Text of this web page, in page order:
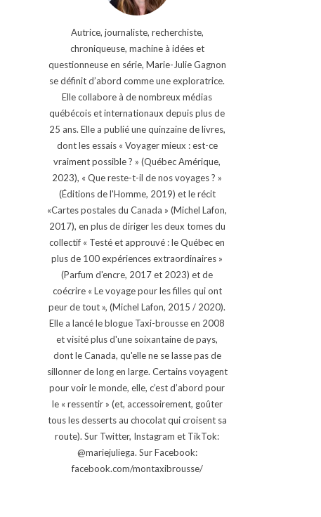
Autrice, journaliste, recherchiste,
chroniqueuse, machine à idées et
questionneuse en série, Marie-Julie Gagnon
se définit d’abord comme une exploratrice.
Elle collabore à de nombreux médias
québécois et internationaux depuis plus de
25 ans. Elle a publié une quinzaine de livres,
dont les essais « Voyager mieux : est-ce
vraiment possible ? » (Québec Amérique,
2023), « Que reste-t-il de nos voyages ? »
(Éditions de l'Homme, 2019) et le récit
«Cartes postales du Canada » (Michel Lafon,
2017), en plus de diriger les deux tomes du
collectif « Testé et approuvé : le Québec en
plus de 100 expériences extraordinaires »
(Parfum d'encre, 2017 et 2023) et de
coécrire « Le voyage pour les filles qui ont
peur de tout », (Michel Lafon, 2015 / 2020).
Elle a lancé le blogue Taxi-brousse en 2008
et visité plus d'une soixantaine de pays,
dont le Canada, qu'elle ne se lasse pas de
sillonner de long en large. Certains voyagent
pour voir le monde, elle, c’est d’abord pour
le « ressentir » (et, accessoirement, goûter
tous les desserts au chocolat qui croisent sa
route). Sur Twitter, Instagram et TikTok:
@mariejuliega. Sur Facebook:
facebook.com/montaxibrousse/